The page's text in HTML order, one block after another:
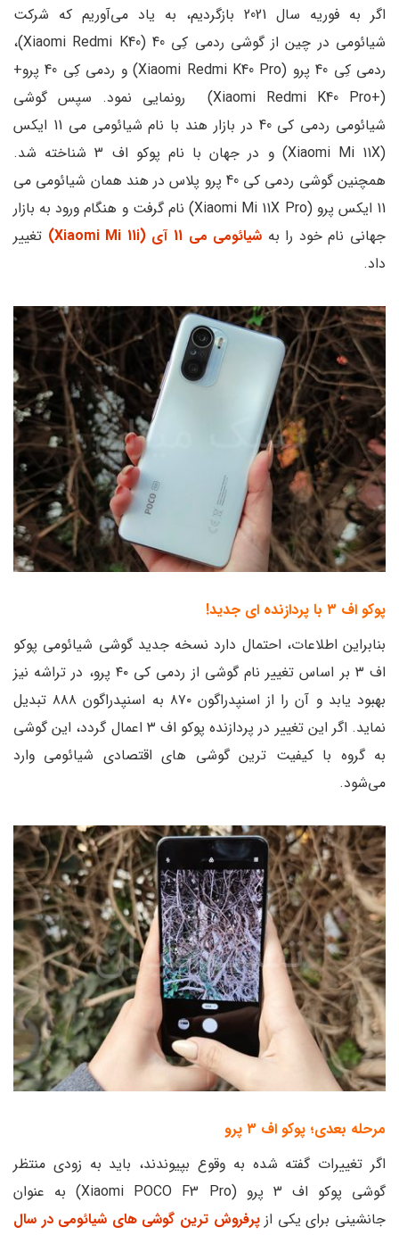
اگر به فوریه سال 2021 بازگردیم، به یاد می‌آوریم که شرکت
شیائومی در چین از گوشی ردمی کِی 40 (Xiaomi Redmi K40)،
ردمی کِی 40 پرو (Xiaomi Redmi K40 Pro) و ردمی کِی 40 پرو+
(+Xiaomi Redmi K40 Pro) رونمایی نمود. سپس گوشی
شیائومی ردمی کی 40 در بازار هند با نام شیائومی می 11 ایکس
(Xiaomi Mi 11X) و در جهان با نام پوکو اف 3 شناخته شد.
همچنین گوشی ردمی کی 40 پرو پلاس در هند همان شیائومی می
11 ایکس پرو (Xiaomi Mi 11X Pro) نام گرفت و هنگام ورود به بازار
جهانی نام خود را به شیائومی می 11 آی (Xiaomi Mi 11i)
تغییر
داد.
پوکو اف ۳ با پردازنده ای جدید!
بنابراین اطلاعات، احتمال دارد نسخه جدید گوشی شیائومی پوکو
اف ۳ بر اساس تغییر نام گوشی از ردمی کی ۴۰ پرو، در تراشه نیز
بهبود یابد و آن را از اسنپدراگون ۸۷۰ به اسنپدراگون ۸۸۸ تبدیل
نماید. اگر این تغییر در پردازنده پوکو اف ۳ اعمال گردد، این گوشی
به گروه با کیفیت ترین گوشی های اقتصادی شیائومی وارد
می‌شود.
مرحله بعدی؛ پوکو اف ۳ پرو
اگر تغییرات گفته شده به وقوع بپیوندند، باید به زودی منتظر
گوشی پوکو اف 3 پرو (Xiaomi POCO F3 Pro) به عنوان
جانشینی برای یکی ازپرفروش ترین گوشی های شیائومی در سال